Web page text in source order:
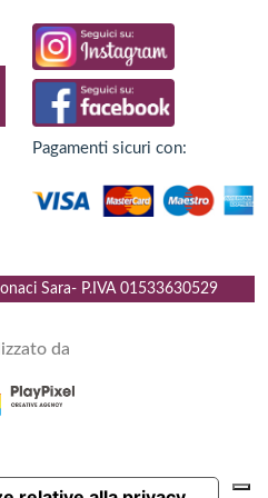
Pagamenti sicuri con:
Sara- P.IVA 01533630529
da